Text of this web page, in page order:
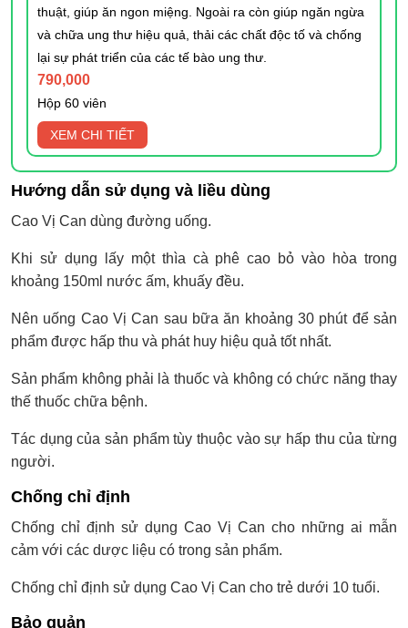
thuật, giúp ăn ngon miệng. Ngoài ra còn giúp ngăn ngừa
và chữa ung thư hiệu quả, thải các chất độc tố và chống
lại sự phát triển của các tế bào ung thư.
790,000
Hộp 60 viên
XEM CHI TIẾT
Hướng dẫn sử dụng và liều dùng
Cao Vị Can dùng đường uống.
Khi sử dụng lấy một thìa cà phê cao bỏ vào hòa trong
khoảng 150ml nước ấm, khuấy đều.
Nên uống Cao Vị Can sau bữa ăn khoảng 30 phút để sản
phẩm được hấp thu và phát huy hiệu quả tốt nhất.
Sản phẩm không phải là thuốc và không có chức năng thay
thế thuốc chữa bệnh.
Tác dụng của sản phẩm tùy thuộc vào sự hấp thu của từng
người.
Chống chỉ định
Chống chỉ định sử dụng Cao Vị Can cho những ai mẫn
cảm với các dược liệu có trong sản phẩm.
Chống chỉ định sử dụng Cao Vị Can cho trẻ dưới 10 tuổi.
Bảo quản